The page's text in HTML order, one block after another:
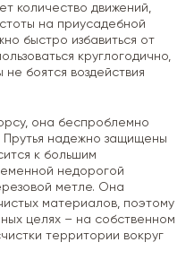
количество движений,
на приусадебной
быстро избавиться от
круглогодично,
боятся воздействия
она беспроблемно
надежно защищены
к большим
недорогой
метле. Она
материалов, поэтому
целях – на собственном
территории вокруг